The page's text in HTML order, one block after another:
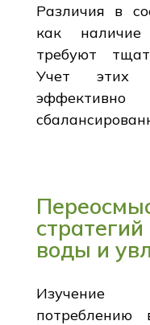
Различия в
как
требуют
Учет этих
воды и
Изучение
потреблению